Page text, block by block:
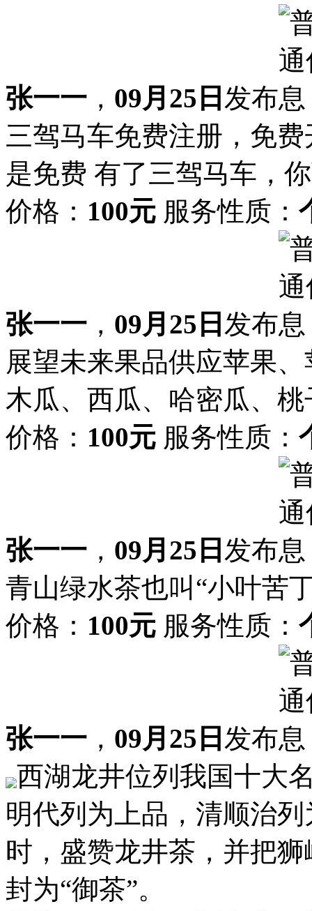
张一一 ， 09月25日 发布
三驾马车免费注册，免
是免费 有了三驾马车，
价格： 100元 服务性质：
张一一 ， 09月25日 发布
展望未来果品供应苹果
木瓜、西瓜、哈密瓜、
价格： 100元 服务性质：
张一一 ， 09月25日 发布
青山绿水茶也叫“小叶苦
价格： 100元 服务性质：
张一一 ， 09月25日 发布
西湖龙井位列我国十大
明代列为上品，清顺治
时，盛赞龙井茶，并把
封为“御茶”。